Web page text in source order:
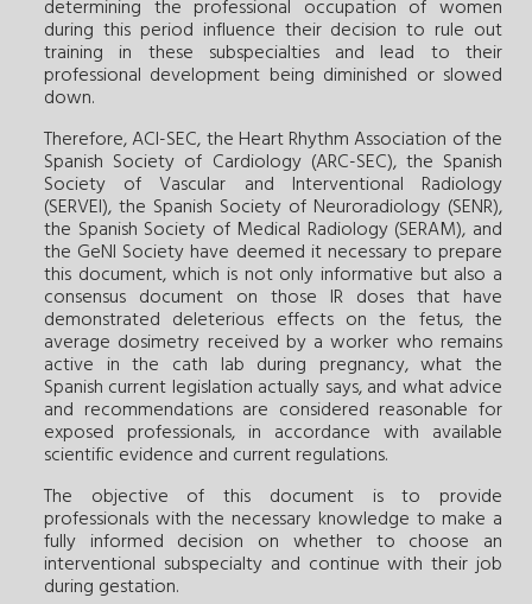
determining the professional occupation of women
during this period influence their decision to rule out
training in these subspecialties and lead to their
professional development being diminished or slowed
down.
Therefore, ACI-SEC, the Heart Rhythm Association of the
Spanish Society of Cardiology (ARC-SEC), the Spanish
Society of Vascular and Interventional Radiology
(SERVEI), the Spanish Society of Neuroradiology (SENR),
the Spanish Society of Medical Radiology (SERAM), and
the GeNI Society have deemed it necessary to prepare
this document, which is not only informative but also a
consensus document on those IR doses that have
demonstrated deleterious effects on the fetus, the
average dosimetry received by a worker who remains
active in the cath lab during pregnancy, what the
Spanish current legislation actually says, and what advice
and recommendations are considered reasonable for
exposed professionals, in accordance with available
scientific evidence and current regulations.
The objective of this document is to provide
professionals with the necessary knowledge to make a
fully informed decision on whether to choose an
interventional subspecialty and continue with their job
during gestation.